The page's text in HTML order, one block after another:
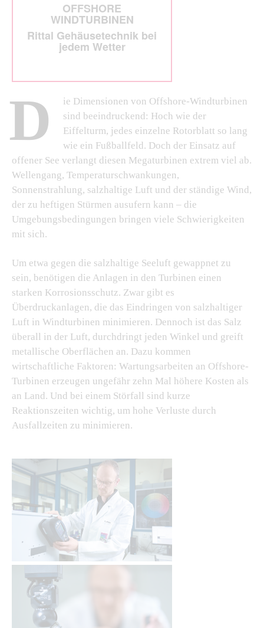
OFFSHORE
WINDTURBINEN
Rittal Gehäusetechnik bei
jedem Wetter
D
ie Dimensionen von Offshore-Windturbinen
sind beeindruckend: Hoch wie der
Eiffelturm, jedes einzelne Rotorblatt so lang
wie ein Fußballfeld. Doch der Einsatz auf
offener See verlangt diesen Megaturbinen extrem viel ab.
Wellengang, Temperaturschwankungen,
Sonnenstrahlung, salzhaltige Luft und der ständige Wind,
der zu heftigen Stürmen ausufern kann – die
Umgebungsbedingungen bringen viele Schwierigkeiten
mit sich.
Um etwa gegen die salzhaltige Seeluft gewappnet zu
sein, benötigen die Anlagen in den Turbinen einen
starken Korrosionsschutz. Zwar gibt es
Überdruckanlagen, die das Eindringen von salzhaltiger
Luft in Windturbinen minimieren. Dennoch ist das Salz
überall in der Luft, durchdringt jeden Winkel und greift
metallische Oberflächen an. Dazu kommen
wirtschaftliche Faktoren: Wartungsarbeiten an Offshore-
Turbinen erzeugen ungefähr zehn Mal höhere Kosten als
an Land. Und bei einem Störfall sind kurze
Reaktionszeiten wichtig, um hohe Verluste durch
Ausfallzeiten zu minimieren.